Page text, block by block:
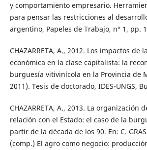
y comportamiento empresario.
para pensar las restricciones al
argentino, Papeles de Trabajo, n° 1, pp.
CHAZARRETA, A., 2012. Los impactos de
económica en la clase capitalista: la
burguesía vitivinícola en la Provincia de
2011). Tesis de doctorado, IDES-UNGS,
CHAZARRETA, A., 2013. La organización
relación con el Estado: el caso de la
partir de la década de los 90. En: C. GRAS
(comp.) El agro como negocio: